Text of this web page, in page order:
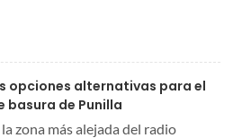
opciones alternativas para el
basura de Punilla
zona más alejada del radio